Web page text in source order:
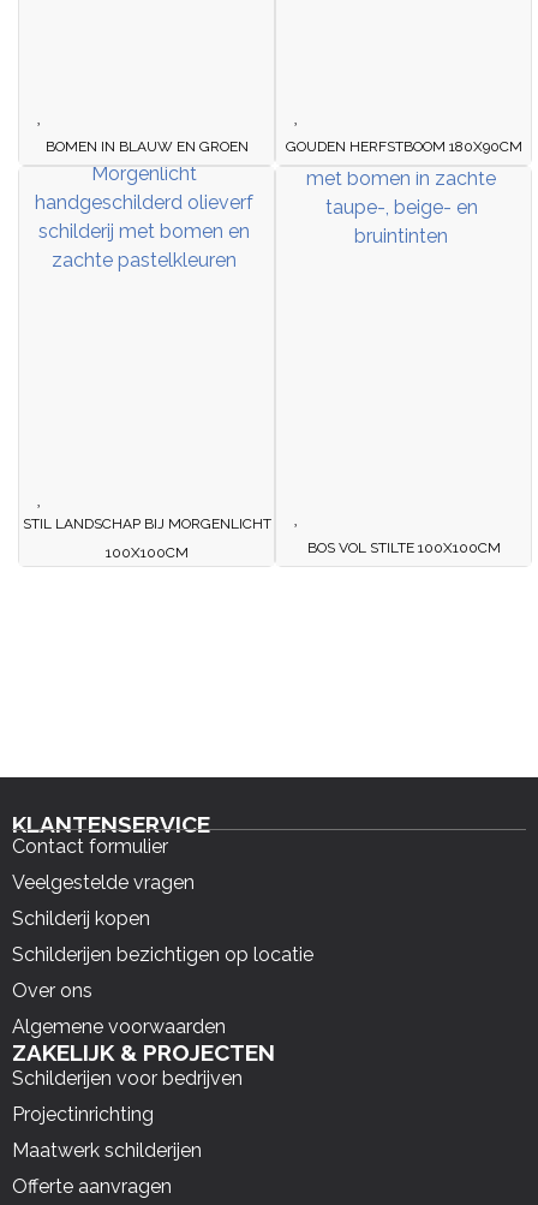
BOMEN IN BLAUW EN GROEN GOUDEN HERFSTBOOM 180X90CM
STIL LANDSCHAP BIJ MORGENLICHT
100X100CM
BOS VOL STILTE 100X100CM
KLANTENSERVICE
Contact formulier
Veelgestelde vragen
Schilderij kopen
Schilderijen bezichtigen op locatie
Over ons
Algemene voorwaarden
ZAKELIJK & PROJECTEN
Schilderijen voor bedrijven
Projectinrichting
Maatwerk schilderijen
Offerte aanvragen